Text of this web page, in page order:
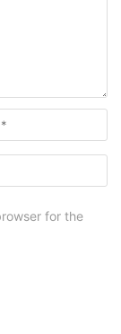
for the